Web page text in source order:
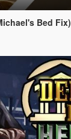
Bed Fix)